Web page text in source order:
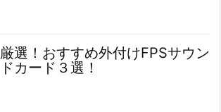
厳選！おすすめ外付けFPSサウン
ドカード３選！